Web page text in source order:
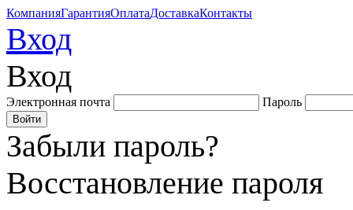
КомпанияГарантияОплатаДоставкаКонтакты
Вход
Вход
Электронная почта Пароль
Забыли пароль?
Восстановление пароля